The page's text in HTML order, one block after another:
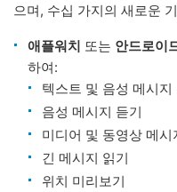
으며, 수십 가지의 새로운
애플워치 또는 안드로이
하여:
텍스트 및 음성 메시지
음성 메시지 듣기
미디어 및 동영상 메시
긴 메시지 읽기
위치 미리보기